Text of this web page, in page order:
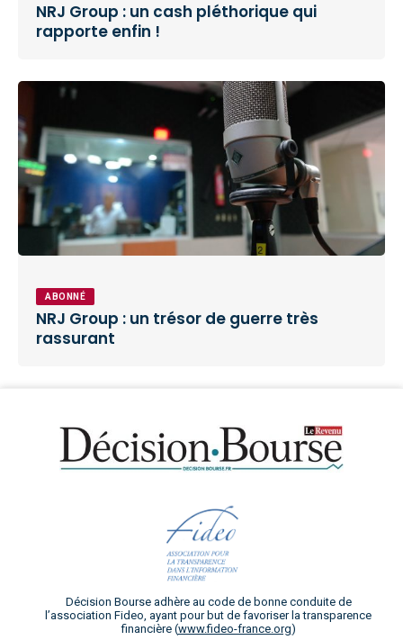
NRJ Group : un cash pléthorique qui
rapporte enfin !
ABONNÉ
NRJ Group : un trésor de guerre très
rassurant
Décision Bourse adhère au code de bonne conduite de
l’association Fideo, ayant pour but de favoriser la transparence
financière (www.fideo-france.org)